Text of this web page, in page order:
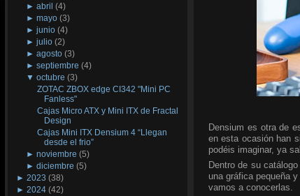
►abril (4)
►mayo (3)
►junio (4)
►julio (2)
►agosto (3)
►septiembre (4)
▼octubre (3)
ZOTAC ZBOX edge CI342 "Mini PC
Fanless"
Cajas Micro ATX y Mini ITX de Fractal
Design
Cajas Mini ITX Densium 4 “Llegan
desde el frio”
►noviembre (5)
►diciembre (5)
► 2023 (38)
► 2024 (42)
Densium es otra de
en esta ocasión han
podéis imaginar, ya
Dentro de su
una gráfica pequeña
vamos a conocerlas.